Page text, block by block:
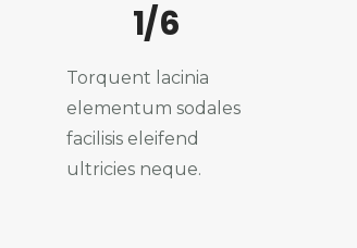
1/6
Torquent lacinia
elementum sodales
facilisis eleifend
ultricies neque.